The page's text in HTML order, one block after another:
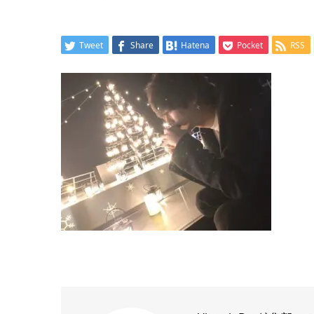
Tweet Share Hatena Pocket RSS